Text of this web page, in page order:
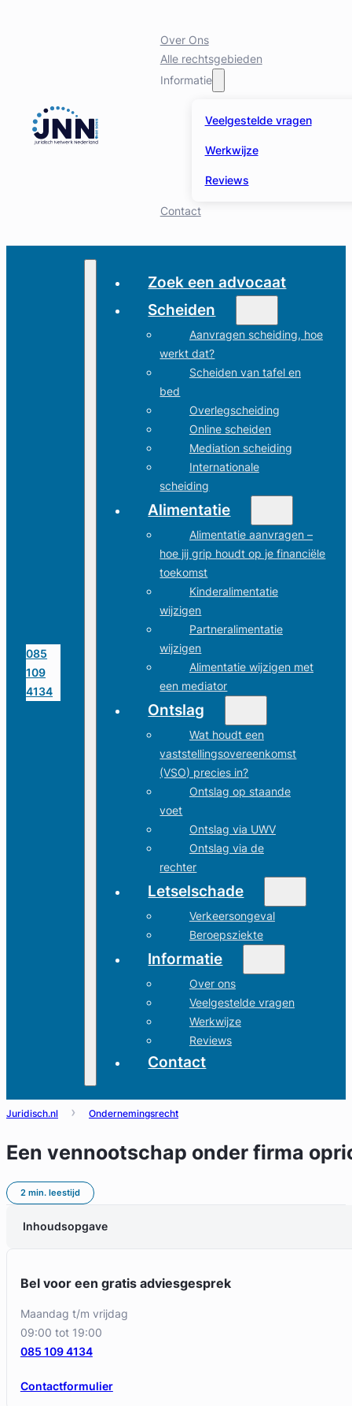
Over Ons
Alle rechtsgebieden
Informatie
Veelgestelde vragen
Werkwijze
Reviews
Contact
085
109
4134
Zoek een advocaat
Scheiden
Aanvragen scheiding, hoe
werkt dat?
Scheiden van tafel en
bed
Overlegscheiding
Online scheiden
Mediation scheiding
Internationale
scheiding
Alimentatie
Alimentatie aanvragen –
hoe jij grip houdt op je financiële
toekomst
Kinderalimentatie
wijzigen
Partneralimentatie
wijzigen
Alimentatie wijzigen met
een mediator
Ontslag
Wat houdt een
vaststellingsovereenkomst
(VSO) precies in?
Ontslag op staande
voet
Ontslag via UWV
Ontslag via de
rechter
Letselschade
Verkeersongeval
Beroepsziekte
Informatie
Over ons
Veelgestelde vragen
Werkwijze
Reviews
Contact
Juridisch.nl Ondernemingsrecht
Een vennootschap onder firma
2 min. leestijd
Inhoudsopgave
Bel voor een gratis adviesgesprek
maandag t/m vrijdag
09:00 tot 19:00
Contactformulier
085 109 4134